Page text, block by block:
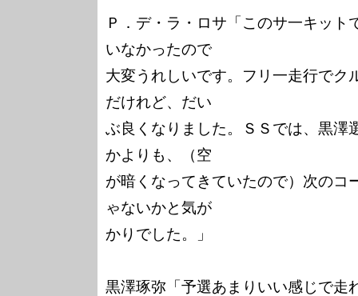
Ｐ．デ・ラ・ロサ「このサ一キット
いなかったので
大変うれしいです。フリ一走行でク
だけれど、だい
ぶ良くなりました。ＳＳでは、黒澤
かよりも、（空
が暗くなってきていたので）次のコ
ゃないかと気が
かりでした。」
黒澤琢弥「予選あまりいい感じで走